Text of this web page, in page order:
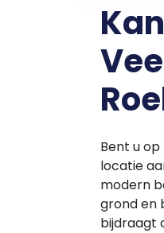
Bent u
locatie
modern
grond en
bijdraagt